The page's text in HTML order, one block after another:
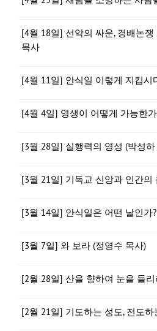
[4월 18일] 선악의 싸운, 경배논
목사
[4월 11일] 안식일 이렇게 지킵시
[4월 4일] 영생이 어떻게 가능한
[3월 28일] 실행력의 영성 (박성
[3월 21일] 기독교 신앙과 인간의
[3월 14일] 안식일은 어떤 날인가
[3월 7일] 와 보라 (정영수 목사)
[2월 28일] 산을 향하여 눈을 들
[2월 21일] 기도하는 성도, 전도